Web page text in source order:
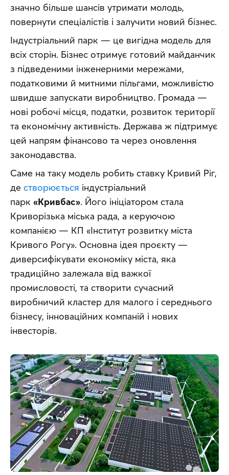
значно більше шансів утримати молодь,
повернути спеціалістів і залучити новий бізнес.
Індустріальний парк — це вигідна модель для
всіх сторін. Бізнес отримує готовий майданчик
з підведеними інженерними мережами,
податковими й митними пільгами, можливістю
швидше запускати виробництво. Громада —
нові робочі місця, податки, розвиток території
та економічну активність. Держава ж підтримує
цей напрям фінансово та через оновлення
законодавства.
Саме на таку модель робить ставку Кривий Ріг,
де створюється індустріальний
парк «Кривбас». Його ініціатором стала
Криворізька міська рада, а керуючою
компанією — КП «Інститут розвитку міста
Кривого Рогу». Основна ідея проєкту —
диверсифікувати економіку міста, яка
традиційно залежала від важкої
промисловості, та створити сучасний
виробничий кластер для малого і середнього
бізнесу, інноваційних компаній і нових
інвесторів.